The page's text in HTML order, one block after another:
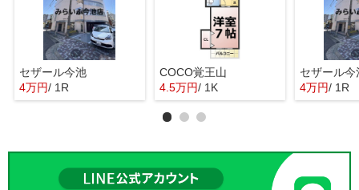
セザール今池
4万円/ 1R
COCO覚王山
4.5万円/ 1K
セザール今
4万円/ 1R